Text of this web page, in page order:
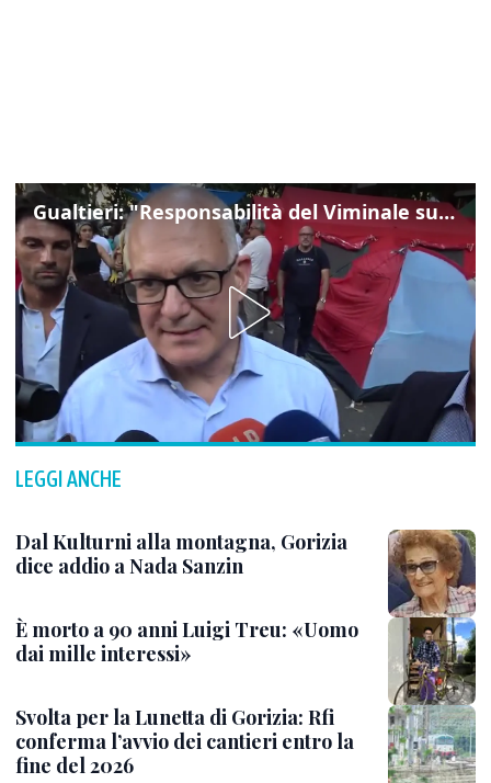
Gualtieri: "Responsabilità del Viminale su Spin Time? La posizione dei partiti è nota"
LEGGI ANCHE
Dal Kulturni alla montagna, Gorizia
dice addio a Nada Sanzin
È morto a 90 anni Luigi Treu: «Uomo
dai mille interessi»
Svolta per la Lunetta di Gorizia: Rfi
conferma l’avvio dei cantieri entro la
fine del 2026